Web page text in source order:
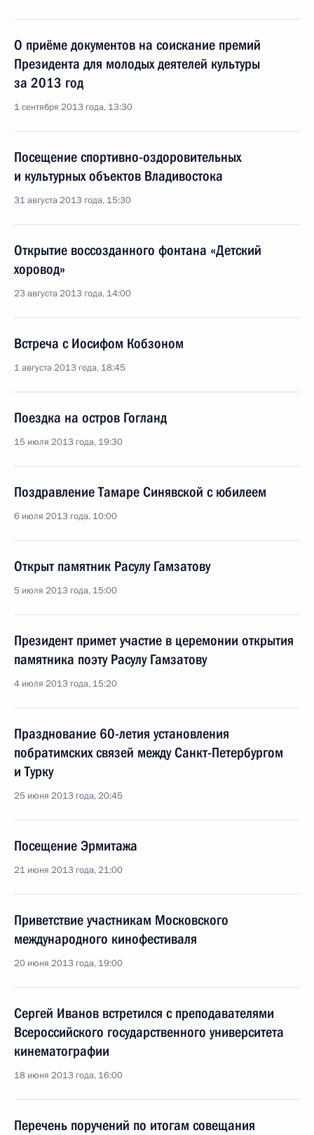
О приёме документов на соискание премий
Президента для молодых деятелей культуры
за 2013 год
1 сентября 2013 года, 13:30
Посещение спортивно-оздоровительных
и культурных объектов Владивостока
31 августа 2013 года, 15:30
Открытие воссозданного фонтана «Детский
хоровод»
23 августа 2013 года, 14:00
Встреча с Иосифом Кобзоном
1 августа 2013 года, 18:45
Поездка на остров Гогланд
15 июля 2013 года, 19:30
Поздравление Тамаре Синявской с юбилеем
6 июля 2013 года, 10:00
Открыт памятник Расулу Гамзатову
5 июля 2013 года, 15:00
Президент примет участие в церемонии открытия
памятника поэту Расулу Гамзатову
4 июля 2013 года, 15:20
Празднование 60-летия установления
побратимских связей между Санкт-Петербургом
и Турку
25 июня 2013 года, 20:45
Посещение Эрмитажа
21 июня 2013 года, 21:00
Приветствие участникам Московского
международного кинофестиваля
20 июня 2013 года, 19:00
Сергей Иванов встретился с преподавателями
Всероссийского государственного университета
кинематографии
18 июня 2013 года, 16:00
Перечень поручений по итогам совещания